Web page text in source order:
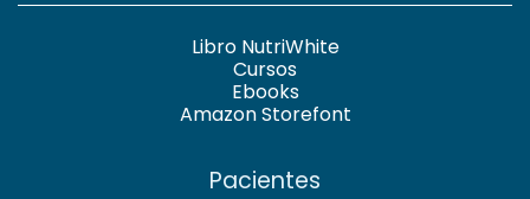
Libro NutriWhite
Cursos
Ebooks
Amazon Storefont
Pacientes